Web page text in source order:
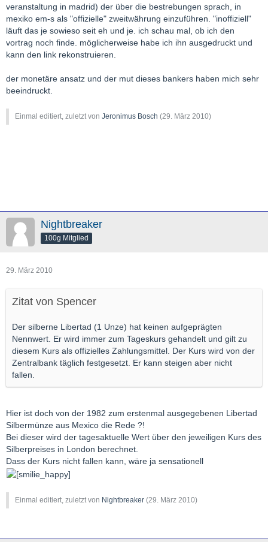
veranstaltung in madrid) der über die bestrebungen sprach, in
mexiko em-s als "offizielle" zweitwährung einzuführen. "inoffiziell"
läuft das je sowieso seit eh und je. ich schau mal, ob ich den
vortrag noch finde. möglicherweise habe ich ihn ausgedruckt und
kann den link rekonstruieren.
der monetäre ansatz und der mut dieses bankers haben mich sehr
beeindruckt.
Einmal editiert, zuletzt von Jeronimus Bosch (29. März 2010)
Nightbreaker
100g Mitglied
29. März 2010
Zitat von Spencer
Der silberne Libertad (1 Unze) hat keinen aufgeprägten
Nennwert. Er wird immer zum Tageskurs gehandelt und gilt zu
diesem Kurs als offizielles Zahlungsmittel. Der Kurs wird von der
Zentralbank täglich festgesetzt. Er kann steigen aber nicht
fallen.
Hier ist doch von der 1982 zum erstenmal ausgegebenen Libertad
Silbermünze aus Mexico die Rede ?!
Bei dieser wird der tagesaktuelle Wert über den jeweiligen Kurs des
Silberpreises in London berechnet.
Dass der Kurs nicht fallen kann, wäre ja sensationell
Einmal editiert, zuletzt von Nightbreaker (29. März 2010)